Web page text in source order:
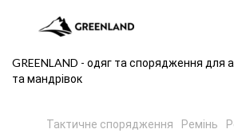
GREENLAND - одяг та спорядження для
та мандрівок
Тактичне спорядження Ремінь